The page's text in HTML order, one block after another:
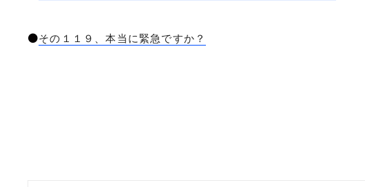
●その１１９、本当に緊急ですか？